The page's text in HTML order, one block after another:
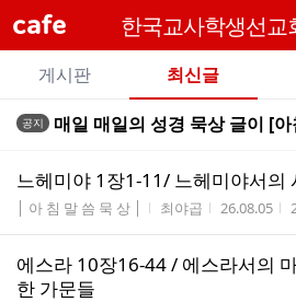
cafe 한국교사학생선교
카
페
메
뉴
게시판 최신글
전
글
트
공지 매일 매일의 성경 묵상 글이 [아침말
느헤미야 1장1-11/ 느헤미야서의
게시판명
│ 아 침 말 씀 묵 상 │ 작성자
최야곱 작성시간
26.08.05
에스라 10장16-44 / 에스라서의
한 가문들